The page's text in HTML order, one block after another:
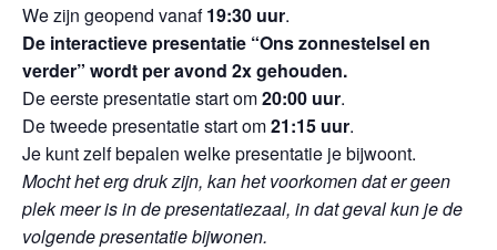
We zijn geopend vanaf19:30 uur.
De interactieve presentatie “Ons zonnestelsel en
verder” wordt per avond 2x gehouden.
De eerste presentatie start om20:00 uur.
De tweede presentatie start om21:15 uur.
Je kunt zelf bepalen welke presentatie je bijwoont.
Mocht het erg druk zijn, kan het voorkomen dat er geen
plek meer is in de presentatiezaal, in dat geval kun je de
volgende presentatie bijwonen.